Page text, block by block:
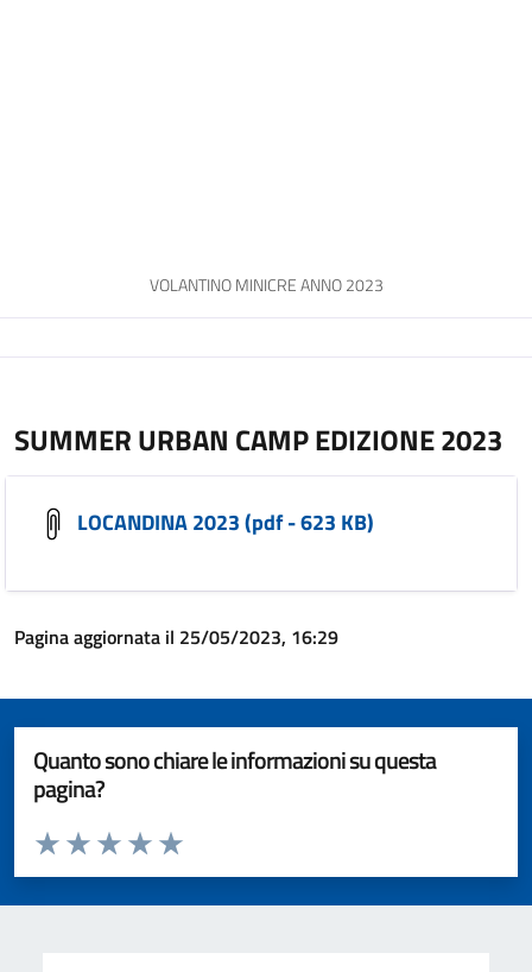
VOLANTINO MINICRE ANNO 2023
SUMMER URBAN CAMP EDIZIONE 2023
LOCANDINA 2023 (pdf - 623 KB)
Pagina aggiornata il 25/05/2023, 16:29
Quanto sono chiare le informazioni su questa
pagina?
Valuta da 1 a 5 stelle la pagina
Valuta 5 stelle su 5
Valuta 4 stelle su 5
Valuta 3 stelle su 5
Valuta 2 stelle su 5
Valuta 1 stelle su 5